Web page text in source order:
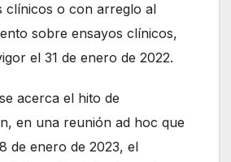
clínicos o con arreglo al
sobre ensayos clínicos,
el 31 de enero de 2022.
acerca el hito de
en una reunión ad hoc que
de enero de 2023, el